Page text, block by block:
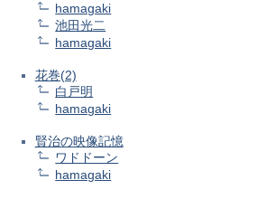
hamagaki
池田光二
hamagaki
花巻(2)
白戸明
hamagaki
賢治の映像記憶
ワドドーン
hamagaki